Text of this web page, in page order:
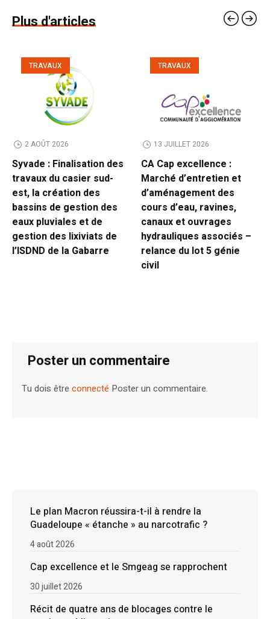
Plus d'articles
TRAVAUX
2 AOÛT 2026
Syvade : Finalisation des
travaux du casier sud-
est, la création des
bassins de gestion des
eaux pluviales et de
gestion des lixiviats de
l’ISDND de la Gabarre
TRAVAUX
13 JUILLET 2026
CA Cap excellence :
Marché d’entretien et
d’aménagement des
cours d’eau, ravines,
canaux et ouvrages
hydrauliques associés –
relance du lot 5 génie
civil
Poster un commentaire
Tu dois êtreconnecté Poster un commentaire.
Le plan Macron réussira-t-il à rendre la
Guadeloupe « étanche » au narcotrafic ?
4 août 2026
Cap excellence et le Smgeag se rapprochent
30 juillet 2026
Récit de quatre ans de blocages contre le